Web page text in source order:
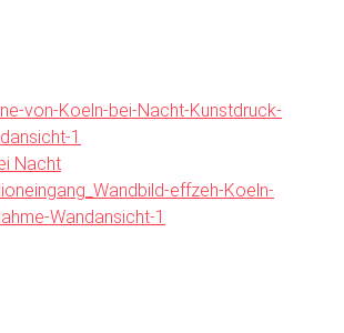
Nacht